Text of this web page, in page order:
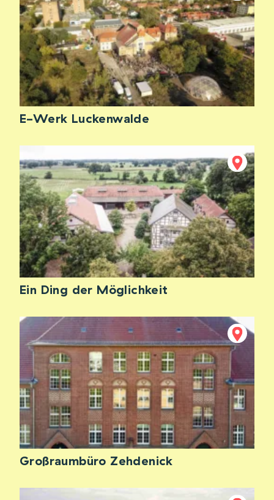
E-Werk Luckenwalde
Ein Ding der Möglichkeit
Großraumbüro Zehdenick